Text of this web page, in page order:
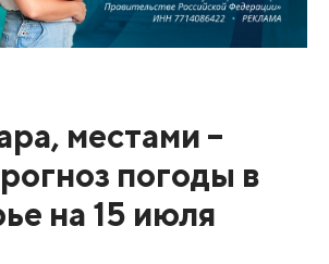
местами –
погоды в
на 15 июля